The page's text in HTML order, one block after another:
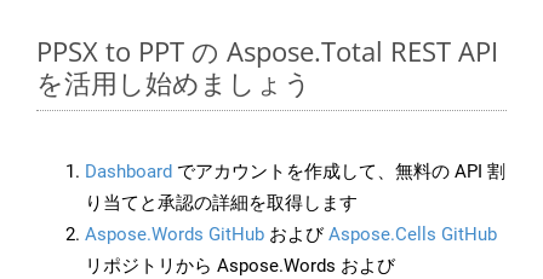
PPSX to PPT の Aspose.Total REST API
を活用し始めましょう
Dashboard でアカウントを作成して、無料の API 割
り当てと承認の詳細を取得します
Aspose.Words GitHub およびAspose.Cells GitHub
リポジトリから Aspose.Words および